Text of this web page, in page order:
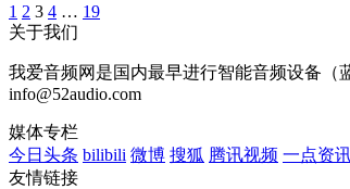
1 2 3 4 … 19
关于我们
我爱音频网是国内最早进行智能音频设备（
info@52audio.com
媒体专栏
今日头条 bilibili 微博 搜狐 腾讯视频 一点资
友情链接